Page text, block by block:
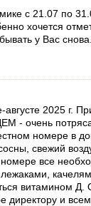
с 21.07 по
хочется
у Вас снова.
2025 г.
- очень
номере в
свежий
все
витамином
и